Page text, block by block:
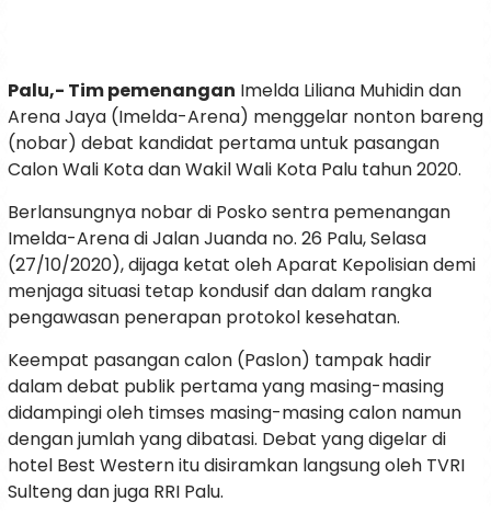
Palu,- Tim pemenangan Imelda Liliana Muhidin dan
Arena Jaya (Imelda-Arena) menggelar nonton bareng
(nobar) debat kandidat pertama untuk pasangan
Calon Wali Kota dan Wakil Wali Kota Palu tahun 2020.
Berlansungnya nobar di Posko sentra pemenangan
Imelda-Arena di Jalan Juanda no. 26 Palu, Selasa
(27/10/2020), dijaga ketat oleh Aparat Kepolisian demi
menjaga situasi tetap kondusif dan dalam rangka
pengawasan penerapan protokol kesehatan.
Keempat pasangan calon (Paslon) tampak hadir
dalam debat publik pertama yang masing-masing
didampingi oleh timses masing-masing calon namun
dengan jumlah yang dibatasi. Debat yang digelar di
hotel Best Western itu disiramkan langsung oleh TVRI
Sulteng dan juga RRI Palu.